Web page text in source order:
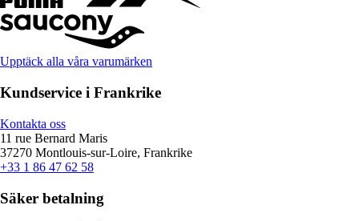
Upptäck alla våra varumärken
Kundservice i Frankrike
Kontakta oss
11 rue Bernard Maris
37270 Montlouis-sur-Loire, Frankrike
+33 1 86 47 62 58
Säker betalning